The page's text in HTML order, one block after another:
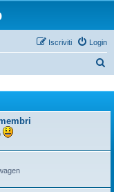
Login
Iscriviti
c